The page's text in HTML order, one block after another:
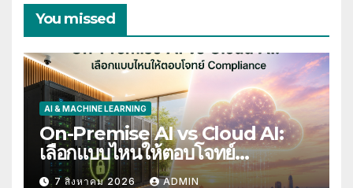
You missed
AI & MACHINE LEARNING
On-Premise AI vs Cloud AI:
เลือกแบบไหนให้ตอบโจทย์
Compliance
7 สิงหาคม 2026 ADMIN